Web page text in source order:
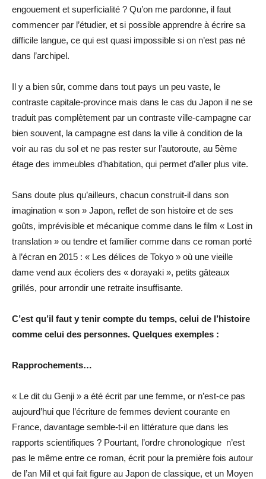
engouement et superficialité ? Qu’on me pardonne, il faut
commencer par l’étudier, et si possible apprendre à écrire sa
difficile langue, ce qui est quasi impossible si on n’est pas né
dans l’archipel.
Il y a bien sûr, comme dans tout pays un peu vaste, le
contraste capitale-province mais dans le cas du Japon il ne se
traduit pas complètement par un contraste ville-campagne car
bien souvent, la campagne est dans la ville à condition de la
voir au ras du sol et ne pas rester sur l’autoroute, au 5ème
étage des immeubles d’habitation, qui permet d’aller plus vite.
Sans doute plus qu’ailleurs, chacun construit-il dans son
imagination « son » Japon, reflet de son histoire et de ses
goûts, imprévisible et mécanique comme dans le film « Lost in
translation » ou tendre et familier comme dans ce roman porté
à l’écran en 2015 : « Les délices de Tokyo » où une vieille
dame vend aux écoliers des « dorayaki », petits gâteaux
grillés, pour arrondir une retraite insuffisante.
C’est qu’il faut y tenir compte du temps, celui de l’histoire
comme celui des personnes. Quelques exemples :
Rapprochements…
« Le dit du Genji » a été écrit par une femme, or n’est-ce pas
aujourd’hui que l’écriture de femmes devient courante en
France, davantage semble-t-il en littérature que dans les
rapports scientifiques ? Pourtant, l’ordre chronologique n’est
pas le même entre ce roman, écrit pour la première fois autour
de l’an Mil et qui fait figure au Japon de classique, et un Moyen